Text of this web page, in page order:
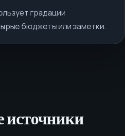
градации
бюджеты или заметки.
источники